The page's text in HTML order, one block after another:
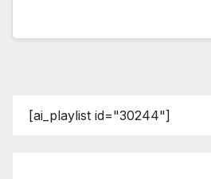
[ai_playlist id="30244"]